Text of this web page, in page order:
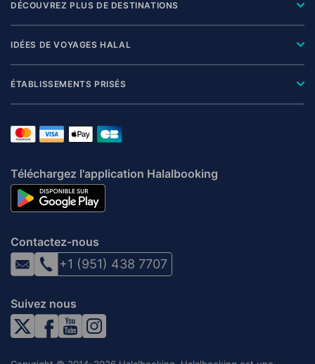
DÉCOUVREZ PLUS DE DESTINATIONS
IDÉES DE VOYAGES HALAL
ÉTABLISSEMENTS PRISÉS
Téléchargez l'application Halalbooking
Contactez-nous
+1 (951) 438 7707
Suivez nous